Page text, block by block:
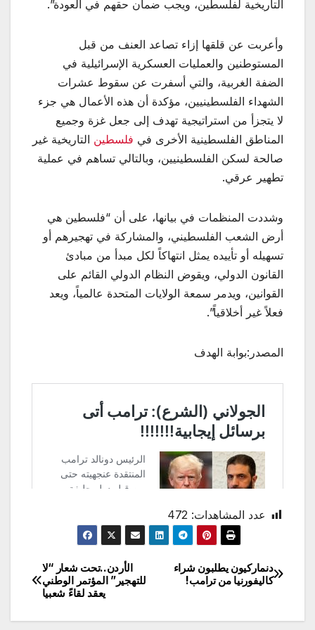
التاريخية لفلسطين، ويجب ضمان حقهم في العودة”.
وأعربت عن قلقها إزاء تصاعد العنف من قبل
المستوطنين والعمليات العسكرية الإسرائيلية في
الضفة الغربية، والتي أسفرت عن سقوط عشرات
الشهداء الفلسطينيين، مؤكدة أن هذه الأعمال هي جزء
لا يتجزأ من استراتيجية تهدف إلى جعل غزة وجميع
المناطق الفلسطينية الأخرى في فلسطين التاريخية غير
صالحة لسكن الفلسطينيين، وبالتالي تساهم في عملية
تطهير عرقي.
وشددت المنظمات في بيانها، على أن “فلسطين هي
أرض الشعب الفلسطيني، والمشاركة في تهجيرهم أو
تسهيله أو تأييده يمثل انتهاكاً لكل مبدأ من مبادئ
القانون الدولي، ويقوض النظام الدولي القائم على
القوانين، ويدمر سمعة الولايات المتحدة عالمياً، ويعد
فعلاً غير أخلاقياً”.
المصدر:بوابة الهدف
عدد المشاهدات: 472
تصفّح
الأردن..تحت شعار “لا
للتهجير” المؤتمر الوطني
يعقد لقاءً شعبيا
دنماركيون يطلبون شراء
كاليفورنيا من ترامب!